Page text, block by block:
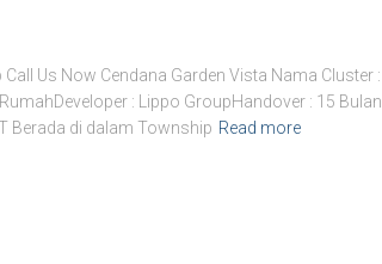
Us Now Cendana Garden Vista Nama Cluster :
: Lippo GroupHandover : 15 Bulan
Berada di dalam Township Read more